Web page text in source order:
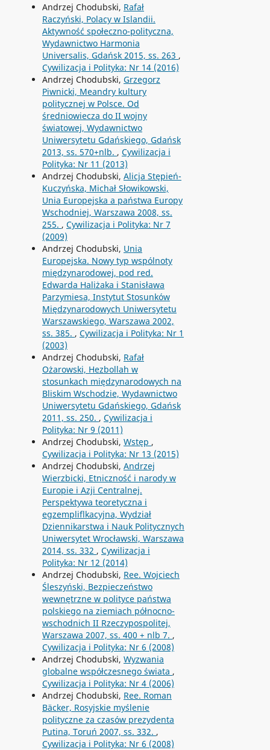
Andrzej Chodubski, Rafał
Raczyński, Polacy w Islandii.
Aktywność społeczno-polityczna,
Wydawnictwo Harmonia
Universalis, Gdańsk 2015, ss. 263 ,
Cywilizacja i Polityka: Nr 14 (2016)
Andrzej Chodubski, Grzegorz
Piwnicki, Meandry kultury
politycznej w Polsce. Od
średniowiecza do II wojny
światowej, Wydawnictwo
Uniwersytetu Gdańskiego, Gdańsk
2013, ss. 570+nlb. , Cywilizacja i
Polityka: Nr 11 (2013)
Andrzej Chodubski, Alicja Stępień-
Kuczyńska, Michał Słowikowski,
Unia Europejska a państwa Europy
Wschodniej, Warszawa 2008, ss.
255. , Cywilizacja i Polityka: Nr 7
(2009)
Andrzej Chodubski, Unia
Europejska. Nowy typ wspólnoty
międzynarodowej, pod red.
Edwarda Haliżaka i Stanisława
Parzymiesa, Instytut Stosunków
Międzynarodowych Uniwersytetu
Warszawskiego, Warszawa 2002,
ss. 385. , Cywilizacja i Polityka: Nr 1
(2003)
Andrzej Chodubski, Rafał
Ożarowski, Hezbollah w
stosunkach międzynarodowych na
Bliskim Wschodzie, Wydawnictwo
Uniwersytetu Gdańskiego, Gdańsk
2011, ss. 250. , Cywilizacja i
Polityka: Nr 9 (2011)
Andrzej Chodubski, Wstęp ,
Cywilizacja i Polityka: Nr 13 (2015)
Andrzej Chodubski, Andrzej
Wierzbicki, Etniczność i narody w
Europie i Azji Centralnej.
Perspektywa teoretyczna i
egzempliflkacyjna, Wydział
Dziennikarstwa i Nauk Politycznych
Uniwersytet Wrocławski, Warszawa
2014, ss. 332 , Cywilizacja i
Polityka: Nr 12 (2014)
Andrzej Chodubski, Ree. Wojciech
Śleszyński, Bezpieczeństwo
wewnętrzne w polityce państwa
polskiego na ziemiach północno-
wschodnich II Rzeczypospolitej,
Warszawa 2007, ss. 400 + nlb 7. ,
Cywilizacja i Polityka: Nr 6 (2008)
Andrzej Chodubski, Wyzwania
globalne współczesnego świata ,
Cywilizacja i Polityka: Nr 4 (2006)
Andrzej Chodubski, Ree. Roman
Bäcker, Rosyjskie myślenie
polityczne za czasów prezydenta
Putina, Toruń 2007, ss. 332. ,
Cywilizacja i Polityka: Nr 6 (2008)